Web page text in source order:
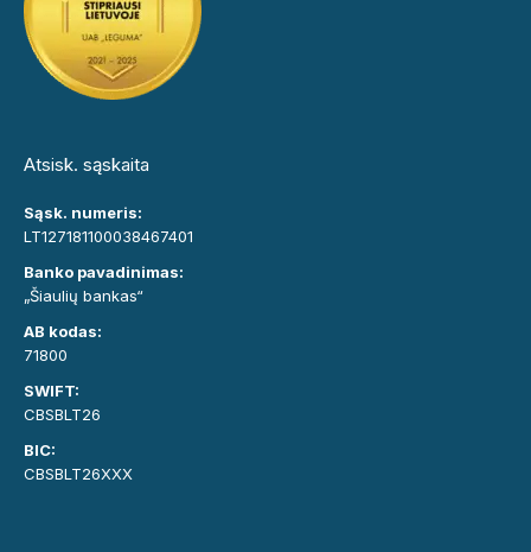
Atsisk. sąskaita
Sąsk. numeris:
LT127181100038467401
Banko pavadinimas:
„Šiaulių bankas“
AB kodas:
71800
SWIFT:
CBSBLT26
BIC:
CBSBLT26XXX